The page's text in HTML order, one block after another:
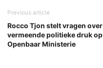
Previous article
Rocco Tjon stelt vragen over
vermeende politieke druk op
Openbaar Ministerie